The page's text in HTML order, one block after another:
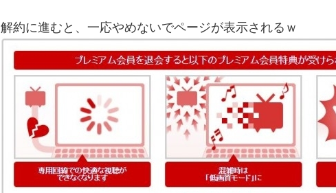
解約に進むと、一応やめないでページが表示されるｗ